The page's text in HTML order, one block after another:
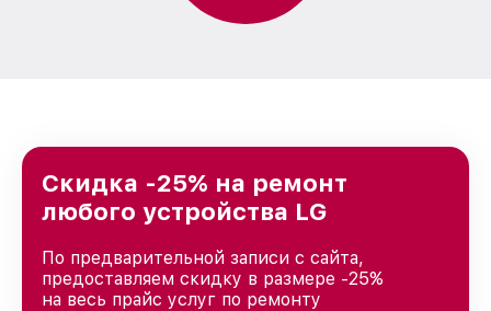
Скидка -25% на ремонт
любого устройства LG
По предварительной записи с сайта,
предоставляем скидку в размере -25%
на весь прайс услуг по ремонту